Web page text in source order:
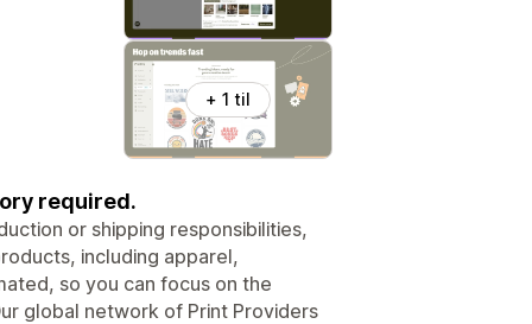
+ 1 til
required.
or shipping responsibilities,
including apparel,
so you can focus on the
global network of Print Providers